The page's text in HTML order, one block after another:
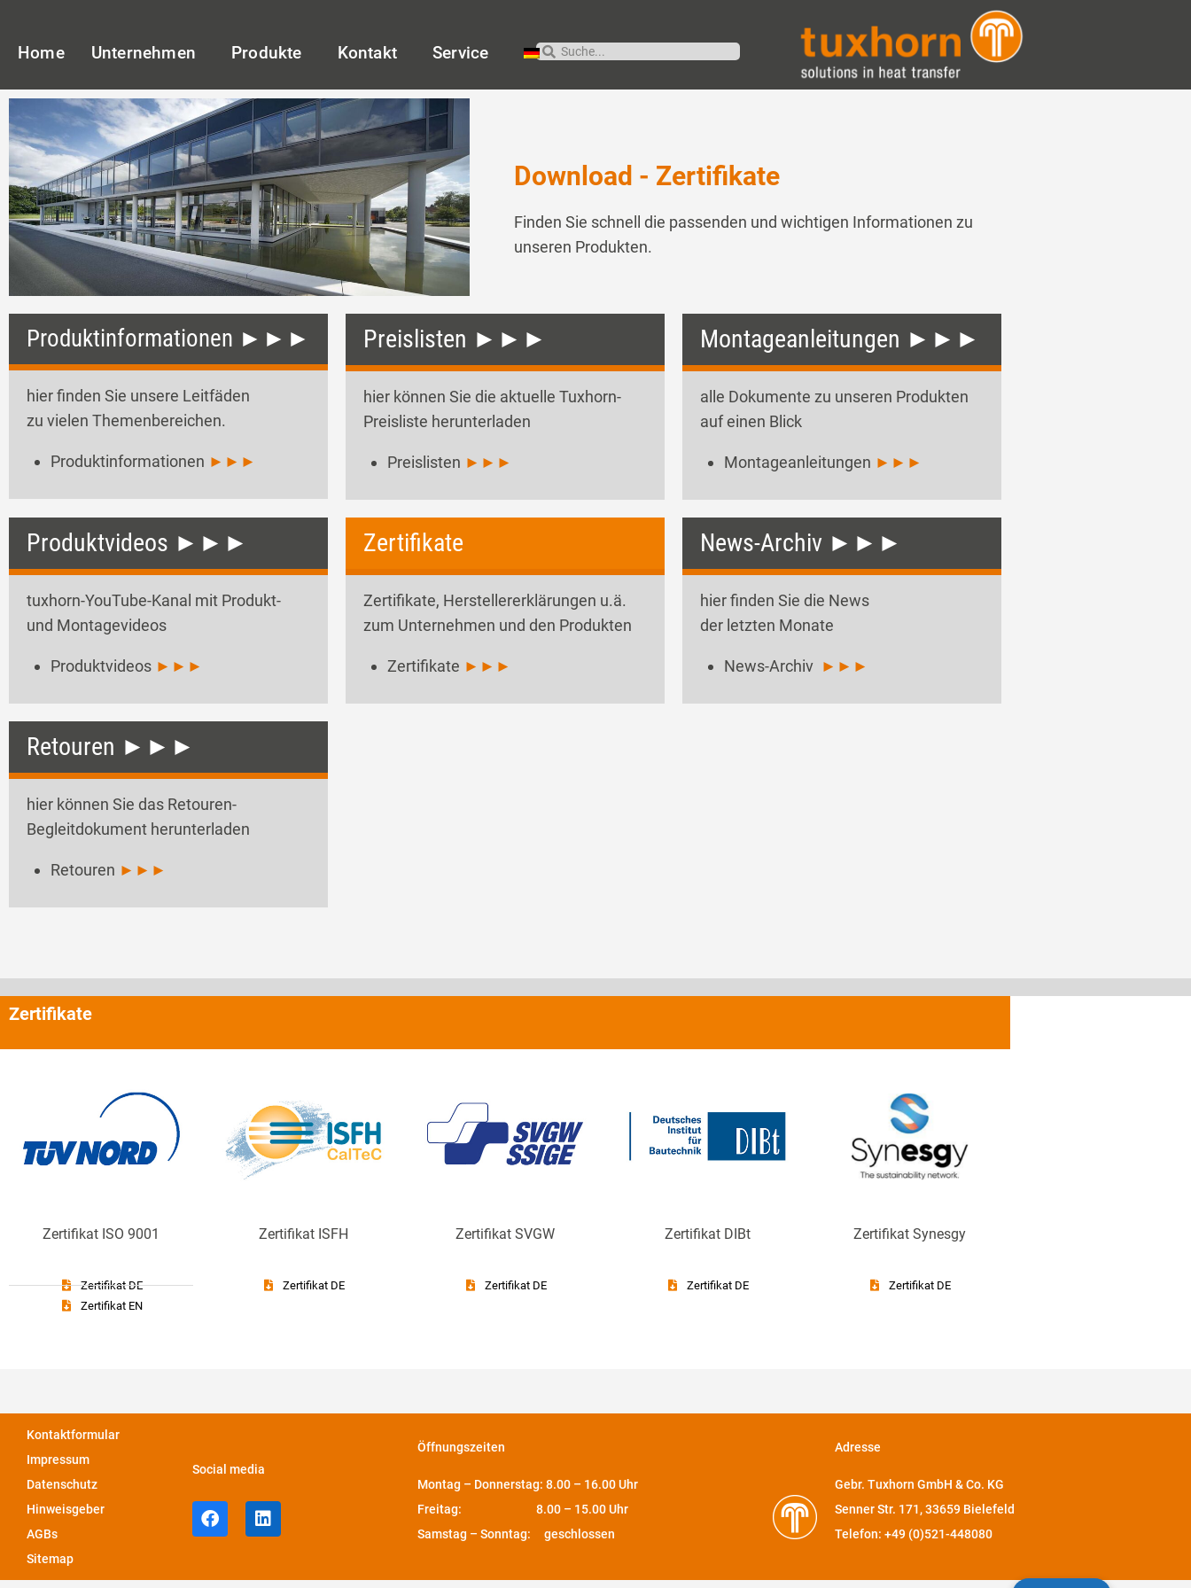
Home Unternehmen Produkte Kontakt Service
Download - Zertifikate
Finden Sie schnell die passenden und wichtigen Informationen zu
unseren Produkten.
Produktinformationen ►►►
hier finden Sie unsere Leitfäden
zu vielen Themenbereichen.
Produktinformationen ►►►
Preislisten ►►►
hier können Sie die aktuelle Tuxhorn-
Preisliste herunterladen
Preislisten ►►►
Montageanleitungen ►►►
alle Dokumente zu unseren Produkten
auf einen Blick
Montageanleitungen ►►►
Produktvideos ►►►
tuxhorn-YouTube-Kanal mit Produkt-
und Montagevideos
Produktvideos ►►►
Zertifikate
Zertifikate, Herstellererklärungen u.ä.
zum Unternehmen und den Produkten
Zertifikate ►►►
News-Archiv ►►►
hier finden Sie die News
der letzten Monate
News-Archiv ►►►
Retouren ►►►
hier können Sie das Retouren-
Begleitdokument herunterladen
Retouren ►►►
Zertifikate
Zertifikat ISO 9001
Zertifikat DE
Zertifikat EN
Zertifikat ISFH
Zertifikat DE
Zertifikat SVGW
Zertifikat DE
Zertifikat DIBt
Zertifikat DE
Zertifikat Synesgy
Zertifikat DE
Kontaktformular
Impressum
Datenschutz
Hinweisgeber
AGBs
Sitemap
Social media
Öffnungszeiten
Montag – Donnerstag: 8.00 – 16.00 Uhr
Freitag: 8.00 – 15.00 Uhr
Samstag – Sonntag: geschlossen
Adresse
Gebr. Tuxhorn GmbH & Co. KG
Senner Str. 171, 33659 Bielefeld
Telefon: +49 (0)521-448080